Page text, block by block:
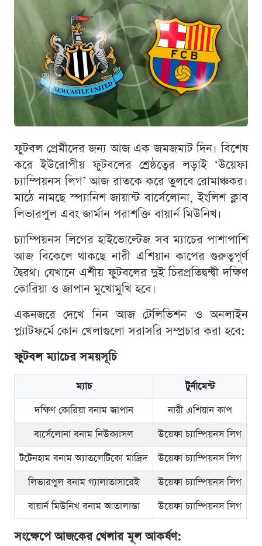
ফুটবল প্রেমীদের জন্য আজ এক জমজমাট দিন। বিশেষ
করে ইউরোপীয় ফুটবলের শ্রেষ্ঠত্বের লড়াই ‘উয়েফা
চ্যাম্পিয়নস লিগ’ আজ রাতকে করে তুলবে রোমাঞ্চকর।
মাঠে নামছে স্প্যানিশ জায়ান্ট বার্সেলোনা, ইংলিশ ক্লাব
লিভারপুল এবং জার্মান পরাশক্তি বায়ার্ন মিউনিখ।
চ্যাম্পিয়নস লিগের হাইভোল্টেজ সব ম্যাচের পাশাপাশি
আজ বিকেলে থাকছে নারী এশিয়ান কাপের গুরুত্বপূর্ণ
দ্বৈরথ। যেখানে এশীয় ফুটবলের দুই চিরপ্রতিদ্বন্দ্বী দক্ষিণ
কোরিয়া ও জাপান মুখোমুখি হবে।
একনজরে দেখে নিন আজ টেলিভিশন ও অনলাইন
প্ল্যাটফর্মে কোন খেলাগুলো সরাসরি সম্প্রচার করা হবে:
ফুটবল ম্যাচের সময়সূচি
ম্যাচ
টুর্নামেন্ট
দক্ষিণ কোরিয়া বনাম জাপান
নারী এশিয়ান কাপ
বার্সেলোনা বনাম নিউক্যাসল
উয়েফা চ্যাম্পিয়নস লিগ
টটেনহাম বনাম অ্যাতলেটিকো মাদ্রিদ
উয়েফা চ্যাম্পিয়নস লিগ
লিভারপুল বনাম গ্যালাতাসারেই
উয়েফা চ্যাম্পিয়নস লিগ
বায়ার্ন মিউনিখ বনাম আতালান্তা
উয়েফা চ্যাম্পিয়নস লিগ
সংক্ষেপে আজকের খেলার মূল আকর্ষণ: